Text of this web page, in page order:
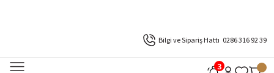
Bilgi ve Sipariş Hattı 0286 316 92 39